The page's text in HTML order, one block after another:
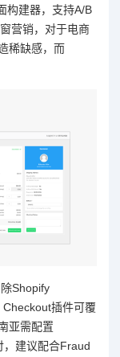
构建器，支持A/B
营销，对于电商
稀缺感，而
Shopify
插件可覆
亚需配置
建议配合Fraud